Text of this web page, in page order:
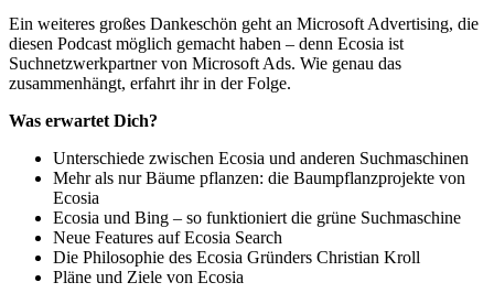
Ein weiteres großes Dankeschön geht an Microsoft Advertising, die
diesen Podcast möglich gemacht haben – denn Ecosia ist
Suchnetzwerkpartner von Microsoft Ads. Wie genau das
zusammenhängt, erfahrt ihr in der Folge.
Was erwartet Dich?
Unterschiede zwischen Ecosia und anderen Suchmaschinen
Mehr als nur Bäume pflanzen: die Baumpflanzprojekte von
Ecosia
Ecosia und Bing – so funktioniert die grüne Suchmaschine
Neue Features auf Ecosia Search
Die Philosophie des Ecosia Gründers Christian Kroll
Pläne und Ziele von Ecosia